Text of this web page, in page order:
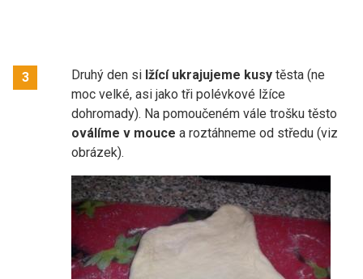
3 Druhý den si lžící ukrajujeme kusy těsta (ne
moc velké, asi jako tři polévkové lžíce
dohromady). Na pomoučeném vále trošku těsto
oválíme v mouce a roztáhneme od středu (viz
obrázek).